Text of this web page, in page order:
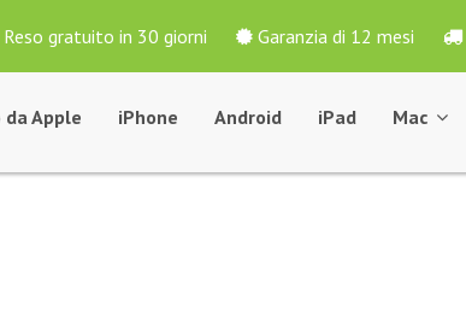
Reso gratuito in 30 giorni Garanzia di 12 mesi
Apple iPhone Android iPad Mac